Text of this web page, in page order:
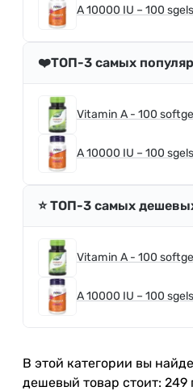
A 10000 IU – 100 sgels
❤️ТОП-3 самых
Vitamin A - 100
A 10000 IU – 100 sgels
⭐️ ТОП-3 самых
Vitamin A - 100
A 10000 IU – 100 sgels
В этой категории вы
дешевый товар стоит: 249